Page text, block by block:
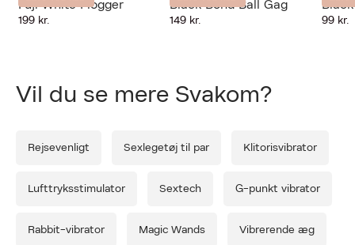
Forrige
Fuji White Flogger
199 kr.
Black Bond Ball Gag
149 kr. 99 kr.
Vil du se mere Svakom?
Rejsevenligt Sexlegetøj til par Klitorisvibrator
Lufttryksstimulator Sextech G-punkt vibrator
Rabbit-vibrator Magic Wands Vibrerende æg